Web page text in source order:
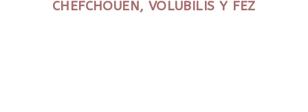
CHEFCHOUEN, VOLUBILIS Y FEZ